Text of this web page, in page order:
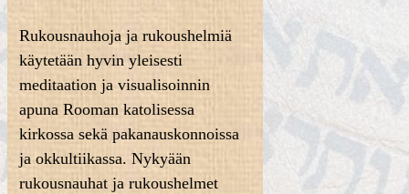
Rukousnauhoja ja rukoushelmiä
käytetään hyvin yleisesti
meditaation ja visualisoinnin
apuna Rooman katolisessa
kirkossa sekä pakanauskonnoissa
ja okkultiikassa. Nykyään
rukousnauhat ja rukoushelmet